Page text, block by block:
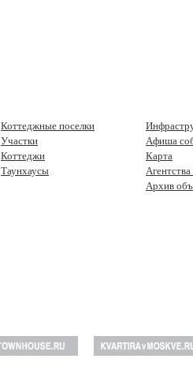
Коттеджные поселки
Участки
Коттеджи
Таунхаусы
Афиша
Карта
Архив